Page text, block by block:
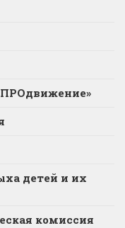
детей и их
комиссия